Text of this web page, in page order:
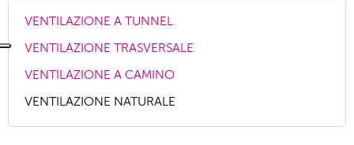
VENTILAZIONE A TUNNEL
VENTILAZIONE TRASVERSALE
VENTILAZIONE A CAMINO
VENTILAZIONE NATURALE